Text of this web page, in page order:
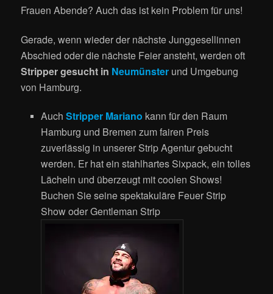
Frauen Abende? Auch das ist kein Problem für uns!
Gerade, wenn wieder der nächste Junggesellinnen
Abschied oder die nächste Feier ansteht, werden oft
Stripper gesucht in Neumünster und Umgebung
von Hamburg.
Auch Stripper Mariano kann für den Raum
Hamburg und Bremen zum fairen Preis
zuverlässig in unserer Strip Agentur gebucht
werden. Er hat ein stahlhartes Sixpack, ein tolles
Lächeln und überzeugt mit coolen Shows!
Buchen Sie seine spektakuläre Feuer Strip
Show oder Gentleman Strip